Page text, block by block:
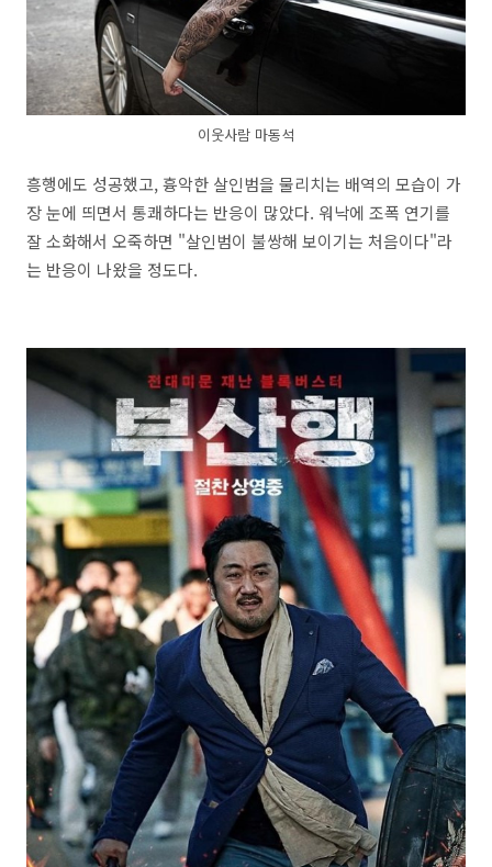
이웃사람 마동석
흥행에도 성공했고, 흉악한 살인범을 물리치는 배역의 모습이 가
장 눈에 띄면서 통쾌하다는 반응이 많았다. 워낙에 조폭 연기를
잘 소화해서 오죽하면 "살인범이 불쌍해 보이기는 처음이다"라
는 반응이 나왔을 정도다.